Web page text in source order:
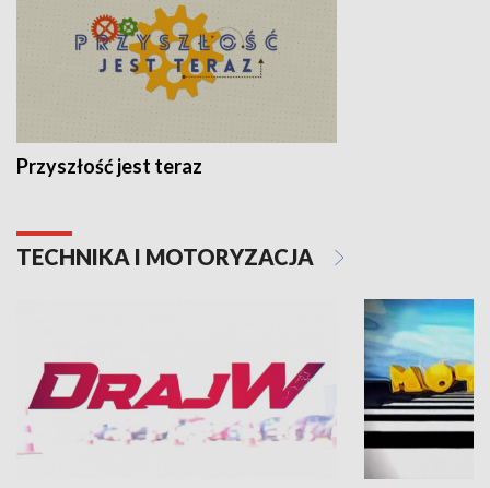
Przyszłość jest teraz
TECHNIKA I MOTORYZACJA